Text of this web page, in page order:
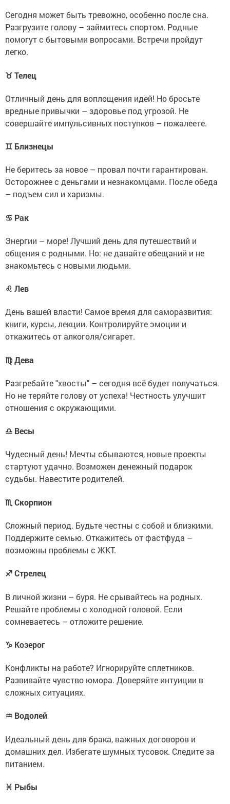
Сегодня может быть тревожно, особенно после сна.
Разгрузите голову – займитесь спортом. Родные
помогут с бытовыми вопросами. Встречи пройдут
легко.
♉ Телец
Отличный день для воплощения идей! Но бросьте
вредные привычки – здоровье под угрозой. Не
совершайте импульсивных поступков – пожалеете.
♊ Близнецы
Не беритесь за новое – провал почти гарантирован.
Осторожнее с деньгами и незнакомцами. После обеда
– подъем сил и харизмы.
♋ Рак
Энергии – море! Лучший день для путешествий и
общения с родными. Но: не давайте обещаний и не
знакомьтесь с новыми людьми.
♌ Лев
День вашей власти! Самое время для саморазвития:
книги, курсы, лекции. Контролируйте эмоции и
откажитесь от алкоголя/сигарет.
♍ Дева
Разгребайте "хвосты" – сегодня всё будет получаться.
Но не теряйте голову от успеха! Честность улучшит
отношения с окружающими.
♎ Весы
Чудесный день! Мечты сбываются, новые проекты
стартуют удачно. Возможен денежный подарок
судьбы. Навестите родителей.
♏ Скорпион
Сложный период. Будьте честны с собой и близкими.
Поддержите семью. Откажитесь от фастфуда –
возможны проблемы с ЖКТ.
♐ Стрелец
В личной жизни – буря. Не срывайтесь на родных.
Решайте проблемы с холодной головой. Если
сомневаетесь – отложите решение.
♑ Козерог
Конфликты на работе? Игнорируйте сплетников.
Развивайте чувство юмора. Доверяйте интуиции в
сложных ситуациях.
♒ Водолей
Идеальный день для брака, важных договоров и
домашних дел. Избегате шумных тусовок. Следите за
питанием.
♓ Рыбы